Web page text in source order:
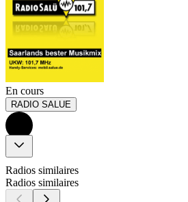
En cours
RADIO SALUE
Radios similaires
Radios similaires